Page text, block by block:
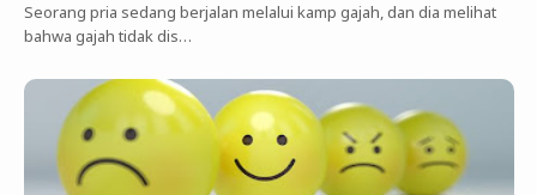
Seorang pria sedang berjalan melalui kamp gajah, dan dia melihat
bahwa gajah tidak dis…